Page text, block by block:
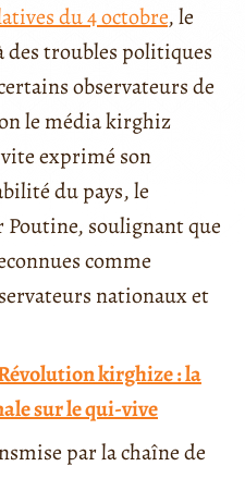
du 4 octobre, le
troubles politiques
observateurs de
le média kirghiz
exprimé son
du pays, le
soulignant que
comme
nationaux et
kirghize : la
sur le qui-vive
par la chaîne de